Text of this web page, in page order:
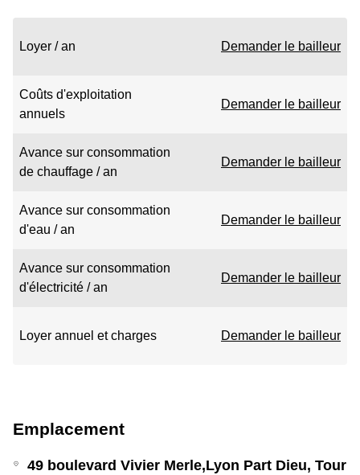
Loyer / an Demander le bailleur
Coûts d'exploitation
annuels
Demander le bailleur
Avance sur consommation
de chauffage / an
Demander le bailleur
Avance sur consommation
d'eau / an
Demander le bailleur
Avance sur consommation
d'électricité / an
Demander le bailleur
Loyer annuel et charges Demander le bailleur
Emplacement
49 boulevard Vivier Merle,Lyon Part Dieu, Tour